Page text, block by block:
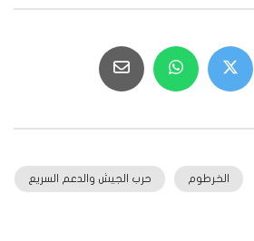
الخرطوم حرب الجيش والدعم السريع